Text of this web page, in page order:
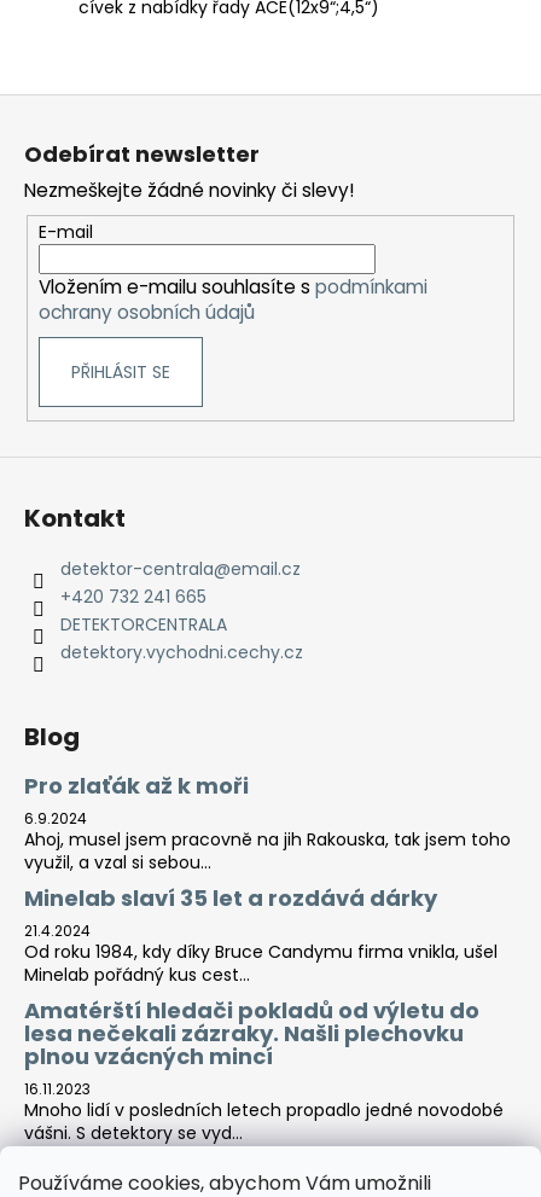
Používáme cookies, abychom Vám umožnili
cívek z nabídky řady ACE(12x9“;4,5“)
Z
Odebírat newsletter
Nezmeškejte žádné novinky či slevy!
E-mail
Vložením e-mailu souhlasíte s podmínkami
ochrany osobních údajů
PŘIHLÁSIT SE
Kontakt
detektor-centrala@email.cz
+420 732 241 665
DETEKTORCENTRALA
detektory.vychodni.cechy.cz
Blog
Pro zlaťák až k moři
6.9.2024
Ahoj, musel jsem pracovně na jih Rakouska, tak jsem toho
využil, a vzal si sebou...
Minelab slaví 35 let a rozdává dárky
21.4.2024
Od roku 1984, kdy díky Bruce Candymu firma vnikla, ušel
Minelab pořádný kus cest...
Amatérští hledači pokladů od výletu do
lesa nečekali zázraky. Našli plechovku
plnou vzácných mincí
16.11.2023
Mnoho lidí v posledních letech propadlo jedné novodobé
vášni. S detektory se vyd...